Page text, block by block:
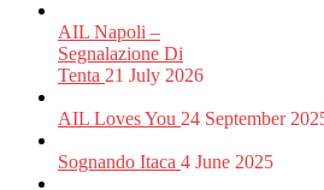
AIL Napoli –
Segnalazione Di
Tenta 21 July 2026
AIL Loves You 24 September
Sognando Itaca 4 June 2025